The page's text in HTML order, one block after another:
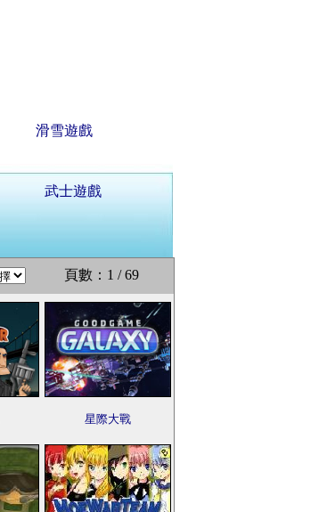
滑雪遊戲
武士遊戲
頁數：1 / 69
星際大戰